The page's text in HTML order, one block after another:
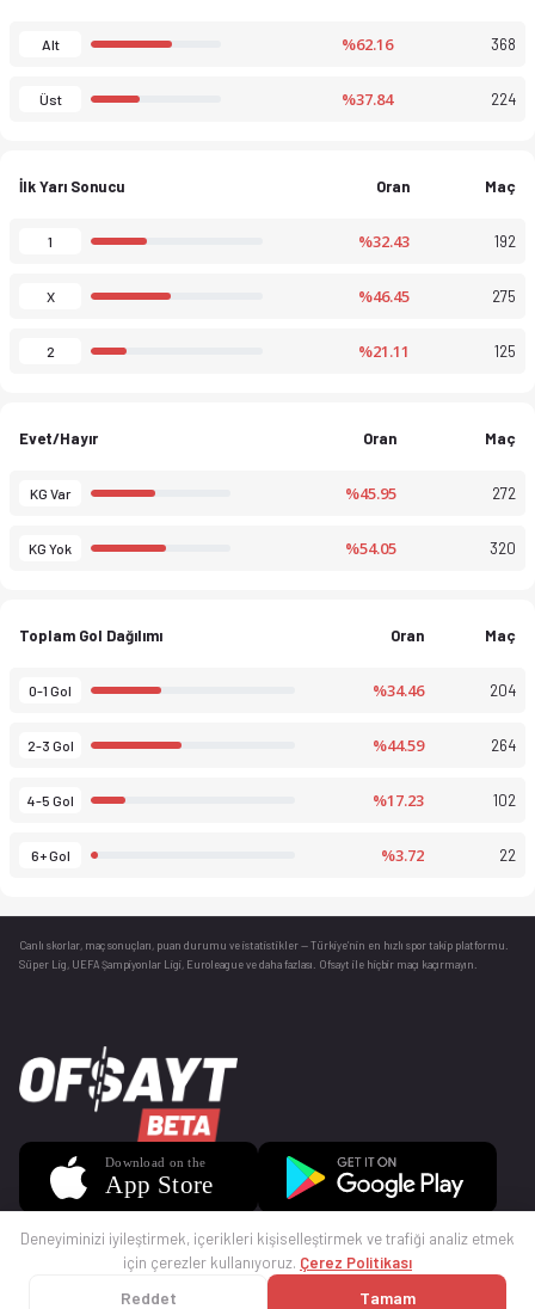
Alt %62.16 368
Üst %37.84 224
İlk Yarı Sonucu Oran Maç
1 %32.43 192
X %46.45 275
2 %21.11 125
Evet/Hayır Oran Maç
KG Var %45.95 272
KG Yok %54.05 320
Toplam Gol Dağılımı Oran Maç
0-1 Gol %34.46 204
2-3 Gol %44.59 264
4-5 Gol %17.23 102
6+ Gol %3.72 22
Canlı skorlar , maç sonuçları, puan durumu ve istatistikler — Türkiye’nin en hızlı spor takip platformu.
Süper Lig, UEFA Şampiyonlar Ligi, Euroleague ve daha fazlası. Ofsayt ile hiçbir maçı kaçırmayın.
Deneyiminizi iyileştirmek, içerikleri kişiselleştirmek ve trafiği analiz etmek
için çerezler kullanıyoruz. Çerez Politikası
Reddet Tamam